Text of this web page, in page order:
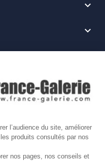
l’audience du site, améliorer
produits consultés par nos
nos pages, nos conseils et


